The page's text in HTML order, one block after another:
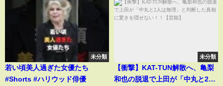
未分類
若い頃美人過ぎた女優たち
#Shorts #ハリウッド俳優
未分類
【衝撃】KAT-TUN解散へ、亀梨
和也の脱退で上田が「中丸と2人